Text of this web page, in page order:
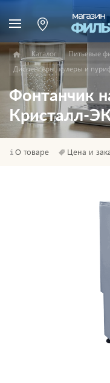
Каталог
Питьевые
Диспенсеры, кулеры и
Фонтанчик
Кристалл-
О товаре Цена и